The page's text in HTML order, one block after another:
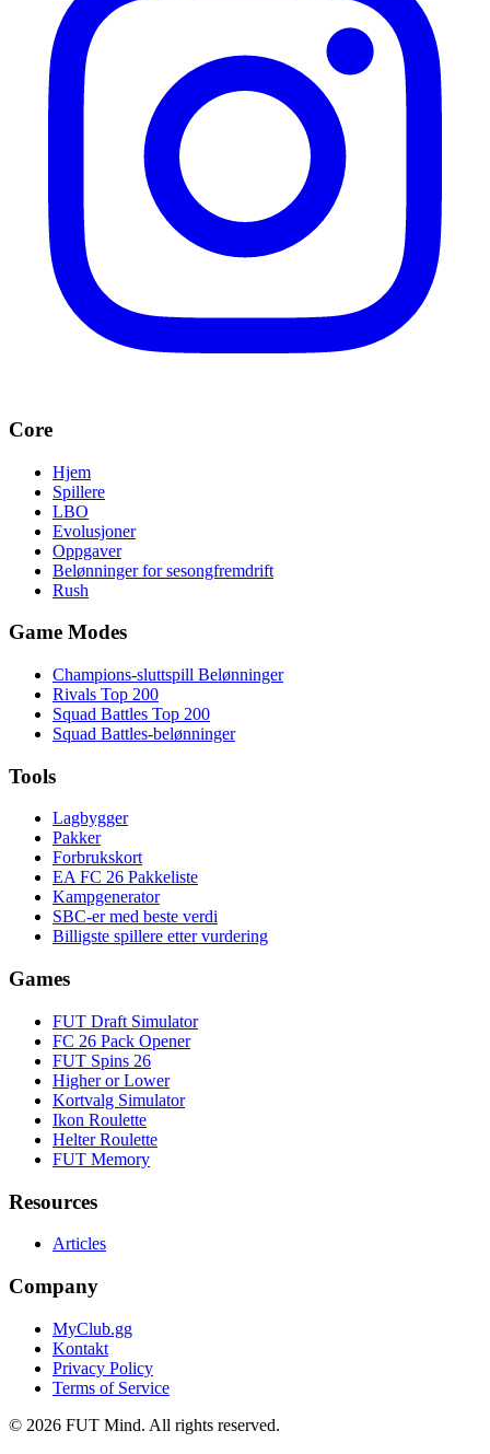
Core
Hjem
Spillere
LBO
Evolusjoner
Oppgaver
Belønninger for sesongfremdrift
Rush
Game Modes
Champions-sluttspill Belønninger
Rivals Top 200
Squad Battles Top 200
Squad Battles-belønninger
Tools
Lagbygger
Pakker
Forbrukskort
EA FC 26 Pakkeliste
Kampgenerator
SBC-er med beste verdi
Billigste spillere etter vurdering
Games
FUT Draft Simulator
FC 26 Pack Opener
FUT Spins 26
Higher or Lower
Kortvalg Simulator
Ikon Roulette
Helter Roulette
FUT Memory
Resources
Articles
Company
MyClub.gg
Kontakt
Privacy Policy
Terms of Service
© 2026 FUT Mind. All rights reserved.